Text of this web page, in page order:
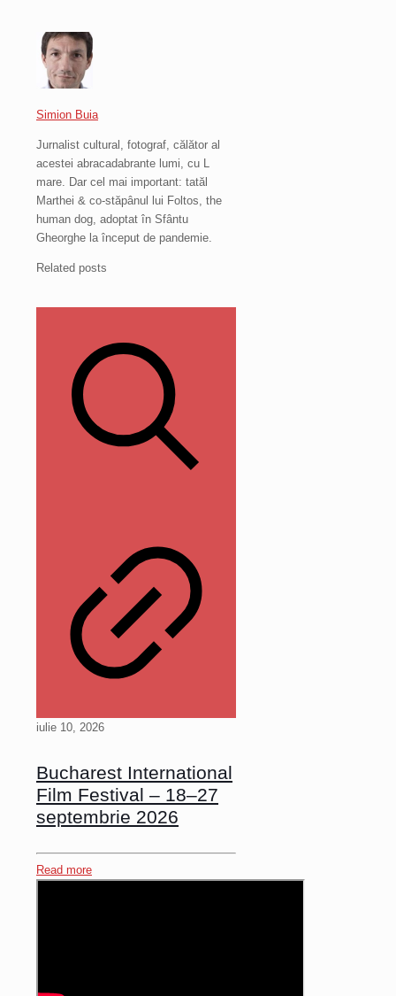
Simion Buia
Jurnalist cultural, fotograf, călător al
acestei abracadabrante lumi, cu L
mare. Dar cel mai important: tatăl
Marthei & co-stăpânul lui Foltos, the
human dog, adoptat în Sfântu
Gheorghe la început de pandemie.
Related posts
iulie 10, 2026
Bucharest International
Film Festival – 18–27
septembrie 2026
Read more